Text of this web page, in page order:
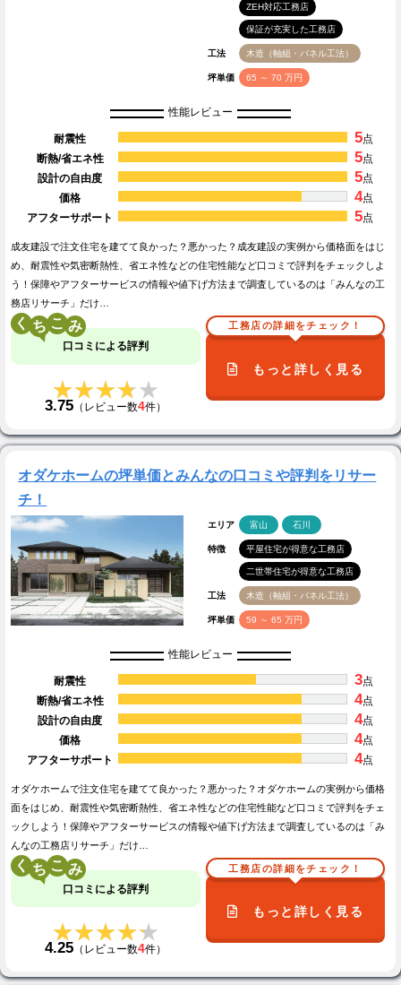
ZEH対応工務店
保証が充実した工務店
工法 木造（軸組・パネル工法）
坪単価 65 ～ 70 万円
性能レビュー
耐震性 5点
断熱/省エネ性
5点
設計の自由度
5点
価格
4点
アフターサポート
5点
成友建設で注文住宅を建てて良かった？悪かった？成友建設の実例から価格面をはじ
め、耐震性や気密断熱性、省エネ性などの住宅性能など口コミで評判をチェックしよ
う！保障やアフターサービスの情報や値下げ方法まで調査しているのは「みんなの工
務店リサーチ」だけ…
く こ
口コミによる評判
★★★★★
★★★★★
3.75 （レビュー数4件）
工務店の詳細をチェック！
もっと詳しく見る
オダケホームの坪単価とみんなの口コミや評判をリサー
チ！
エリア 富山 石川
特徴 平屋住宅が得意な工務店
二世帯住宅が得意な工務店
工法 木造（軸組・パネル工法）
坪単価 59 ～ 65 万円
性能レビュー
耐震性 3点
断熱/省エネ性
4点
設計の自由度
4点
価格
4点
アフターサポート
4点
オダケホームで注文住宅を建てて良かった？悪かった？オダケホームの実例から価格
面をはじめ、耐震性や気密断熱性、省エネ性などの住宅性能など口コミで評判をチェ
ックしよう！保障やアフターサービスの情報や値下げ方法まで調査しているのは「み
んなの工務店リサーチ」だけ…
く こ
口コミによる評判
★★★★★
★★★★★
4.25 （レビュー数4件）
工務店の詳細をチェック！
もっと詳しく見る